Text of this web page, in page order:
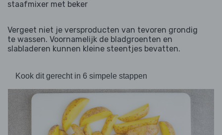
staafmixer met beker
Vergeet niet je versproducten van tevoren grondig
te wassen. Voornamelijk de bladgroenten en
slabladeren kunnen kleine steentjes bevatten.
Kook dit gerecht in 6 simpele stappen